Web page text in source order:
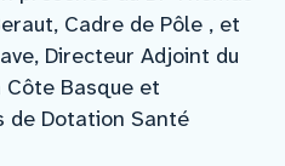
Cadre de Pôle , et
Directeur Adjoint du
Basque et
de Dotation Santé